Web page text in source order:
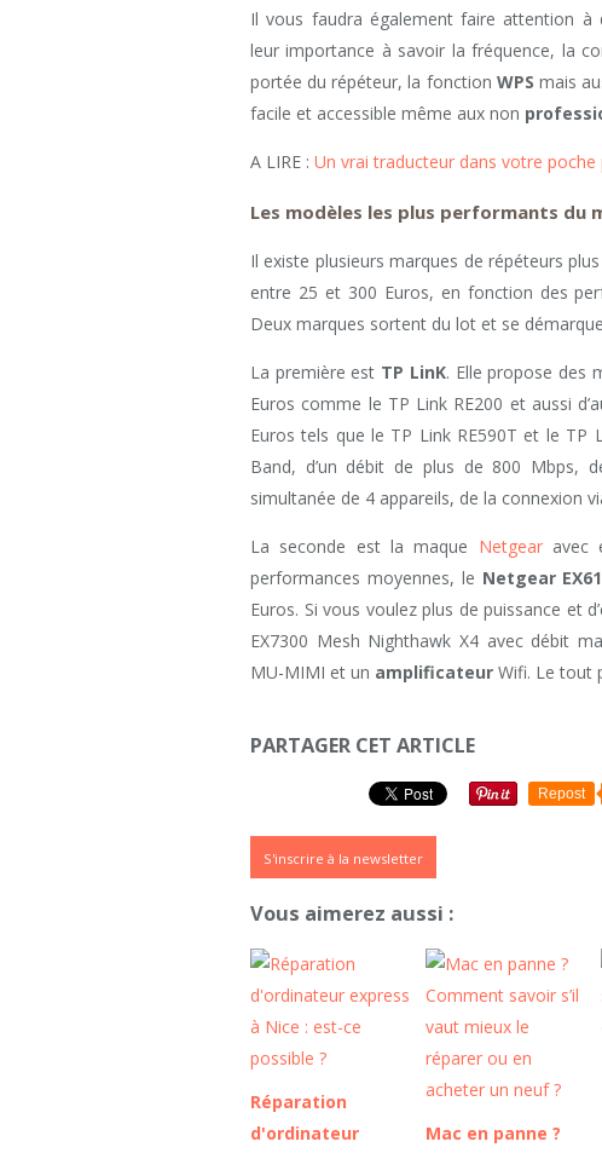
Il vous faudra également faire attention à
leur importance à savoir la fréquence, la
portée du répéteur, la fonction WPS mais
facile et accessible même aux non
A LIRE : Un vrai traducteur dans votre
Les modèles les plus performants du
Il existe plusieurs marques de répéteurs
entre 25 et 300 Euros, en fonction des
Deux marques sortent du lot et se
La première est TP LinK. Elle propose des
Euros comme le TP Link RE200 et aussi
Euros tels que le TP Link RE590T et le TP
Band, d’un débit de plus de 800 Mbps,
simultanée de 4 appareils, de la connexion
La seconde est la maque Netgear avec
performances moyennes, le Netgear
Euros. Si vous voulez plus de puissance et
EX7300 Mesh Nighthawk X4 avec débit
MU-MIMI et un amplificateur Wifi. Le tout
PARTAGER CET ARTICLE
Repost
S'inscrire à la newsletter
Vous aimerez aussi :
Réparation
d'ordinateur
Mac en panne ?